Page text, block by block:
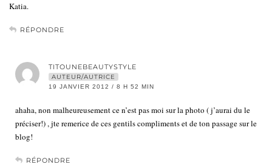
Katia.
RÉPONDRE
TITOUNEBEAUTYSTYLE
AUTEUR/AUTRICE
19 JANVIER 2012 / 8 H 52 MIN
ahaha, non malheureusement ce n’est pas moi sur la photo ( j’aurai du le
préciser!) , jte remerice de ces gentils compliments et de ton passage sur le
blog!
RÉPONDRE